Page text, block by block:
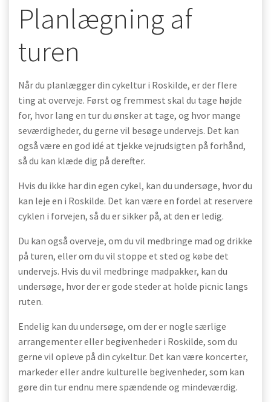
Planlægning af
turen
Når du planlægger din cykeltur i Roskilde, er der flere
ting at overveje. Først og fremmest skal du tage højde
for, hvor lang en tur du ønsker at tage, og hvor mange
seværdigheder, du gerne vil besøge undervejs. Det kan
også være en god idé at tjekke vejrudsigten på forhånd,
så du kan klæde dig på derefter.
Hvis du ikke har din egen cykel, kan du undersøge, hvor du
kan leje en i Roskilde. Det kan være en fordel at reservere
cyklen i forvejen, så du er sikker på, at den er ledig.
Du kan også overveje, om du vil medbringe mad og drikke
på turen, eller om du vil stoppe et sted og købe det
undervejs. Hvis du vil medbringe madpakker, kan du
undersøge, hvor der er gode steder at holde picnic langs
ruten.
Endelig kan du undersøge, om der er nogle særlige
arrangementer eller begivenheder i Roskilde, som du
gerne vil opleve på din cykeltur. Det kan være koncerter,
markeder eller andre kulturelle begivenheder, som kan
gøre din tur endnu mere spændende og mindeværdig.